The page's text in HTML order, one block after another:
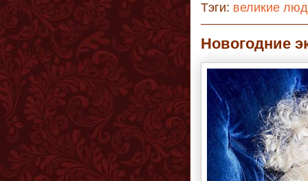
Тэги: великие
Новогодние